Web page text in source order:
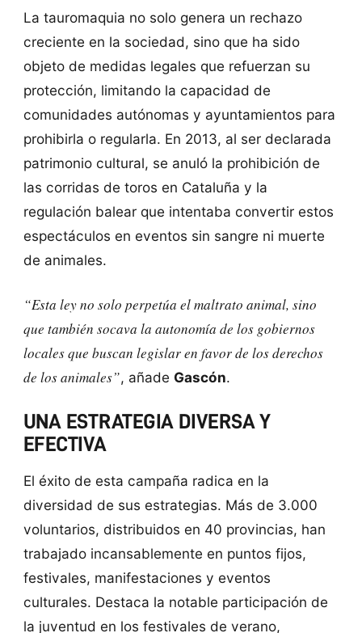
La tauromaquia no solo genera un rechazo
creciente en la sociedad, sino que ha sido
objeto de medidas legales que refuerzan su
protección, limitando la capacidad de
comunidades autónomas y ayuntamientos para
prohibirla o regularla. En 2013, al ser declarada
patrimonio cultural, se anuló la prohibición de
las corridas de toros en Cataluña y la
regulación balear que intentaba convertir estos
espectáculos en eventos sin sangre ni muerte
de animales.
“Esta ley no solo perpetúa el maltrato animal, sino
que también socava la autonomía de los gobiernos
locales que buscan legislar en favor de los derechos
de los animales”, añade Gascón.
UNA ESTRATEGIA DIVERSA Y
EFECTIVA
El éxito de esta campaña radica en la
diversidad de sus estrategias. Más de 3.000
voluntarios, distribuidos en 40 provincias, han
trabajado incansablemente en puntos fijos,
festivales, manifestaciones y eventos
culturales. Destaca la notable participación de
la juventud en los festivales de verano,